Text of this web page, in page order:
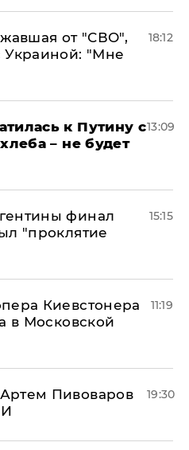
от "СВО",
Украиной: "Мне
18:12
к Путину с
– не будет
13:09
финал
"проклятие
15:15
Киевстонера
в Московской
11:19
Пивоваров
19:30